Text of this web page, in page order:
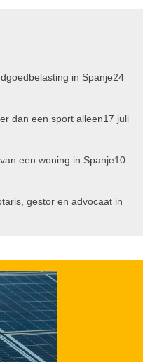
in Spanje24
dan een sport alleen17 juli
een woning in Spanje10
gestor en advocaat in